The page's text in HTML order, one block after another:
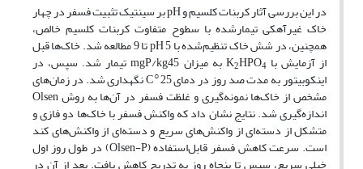
در این بررسی آثار کربنات کلسیم و pH بر سینتیک تثبیت فسفر در چهار
خاک غیرآهکی تیمار‌شده با سطوح متفاوت کربنات کلسیم خالص،
همچنین، در شش خاک تنظیم‌شده با pH 5 تا 9 مطالعه شد. خاک‌ها قبل
از آزمایش با K 2HPO4 به میزان mgP/kg45 تیمار شد. سپس، در
اینکوبیتور به مدت صد روز در دمای C ○ 25 نگهداری شد. در زمان‌های
مشخص از خاک‌ها نمونه‌گیری و غلظت فسفر در آن‌ها به روش Olsen
اندازه‌گیری شد. نتایج نشان داد که واکنش فسفر با خاک‌‌ها دو فازی و
متشکل از دسته‌ای از واکنش‌های سریع و دسته‌ای از واکنش‌های کند
است. سرعت کاهش فسفر قابل‌استفاده (Olsen-P) در طول روز اول